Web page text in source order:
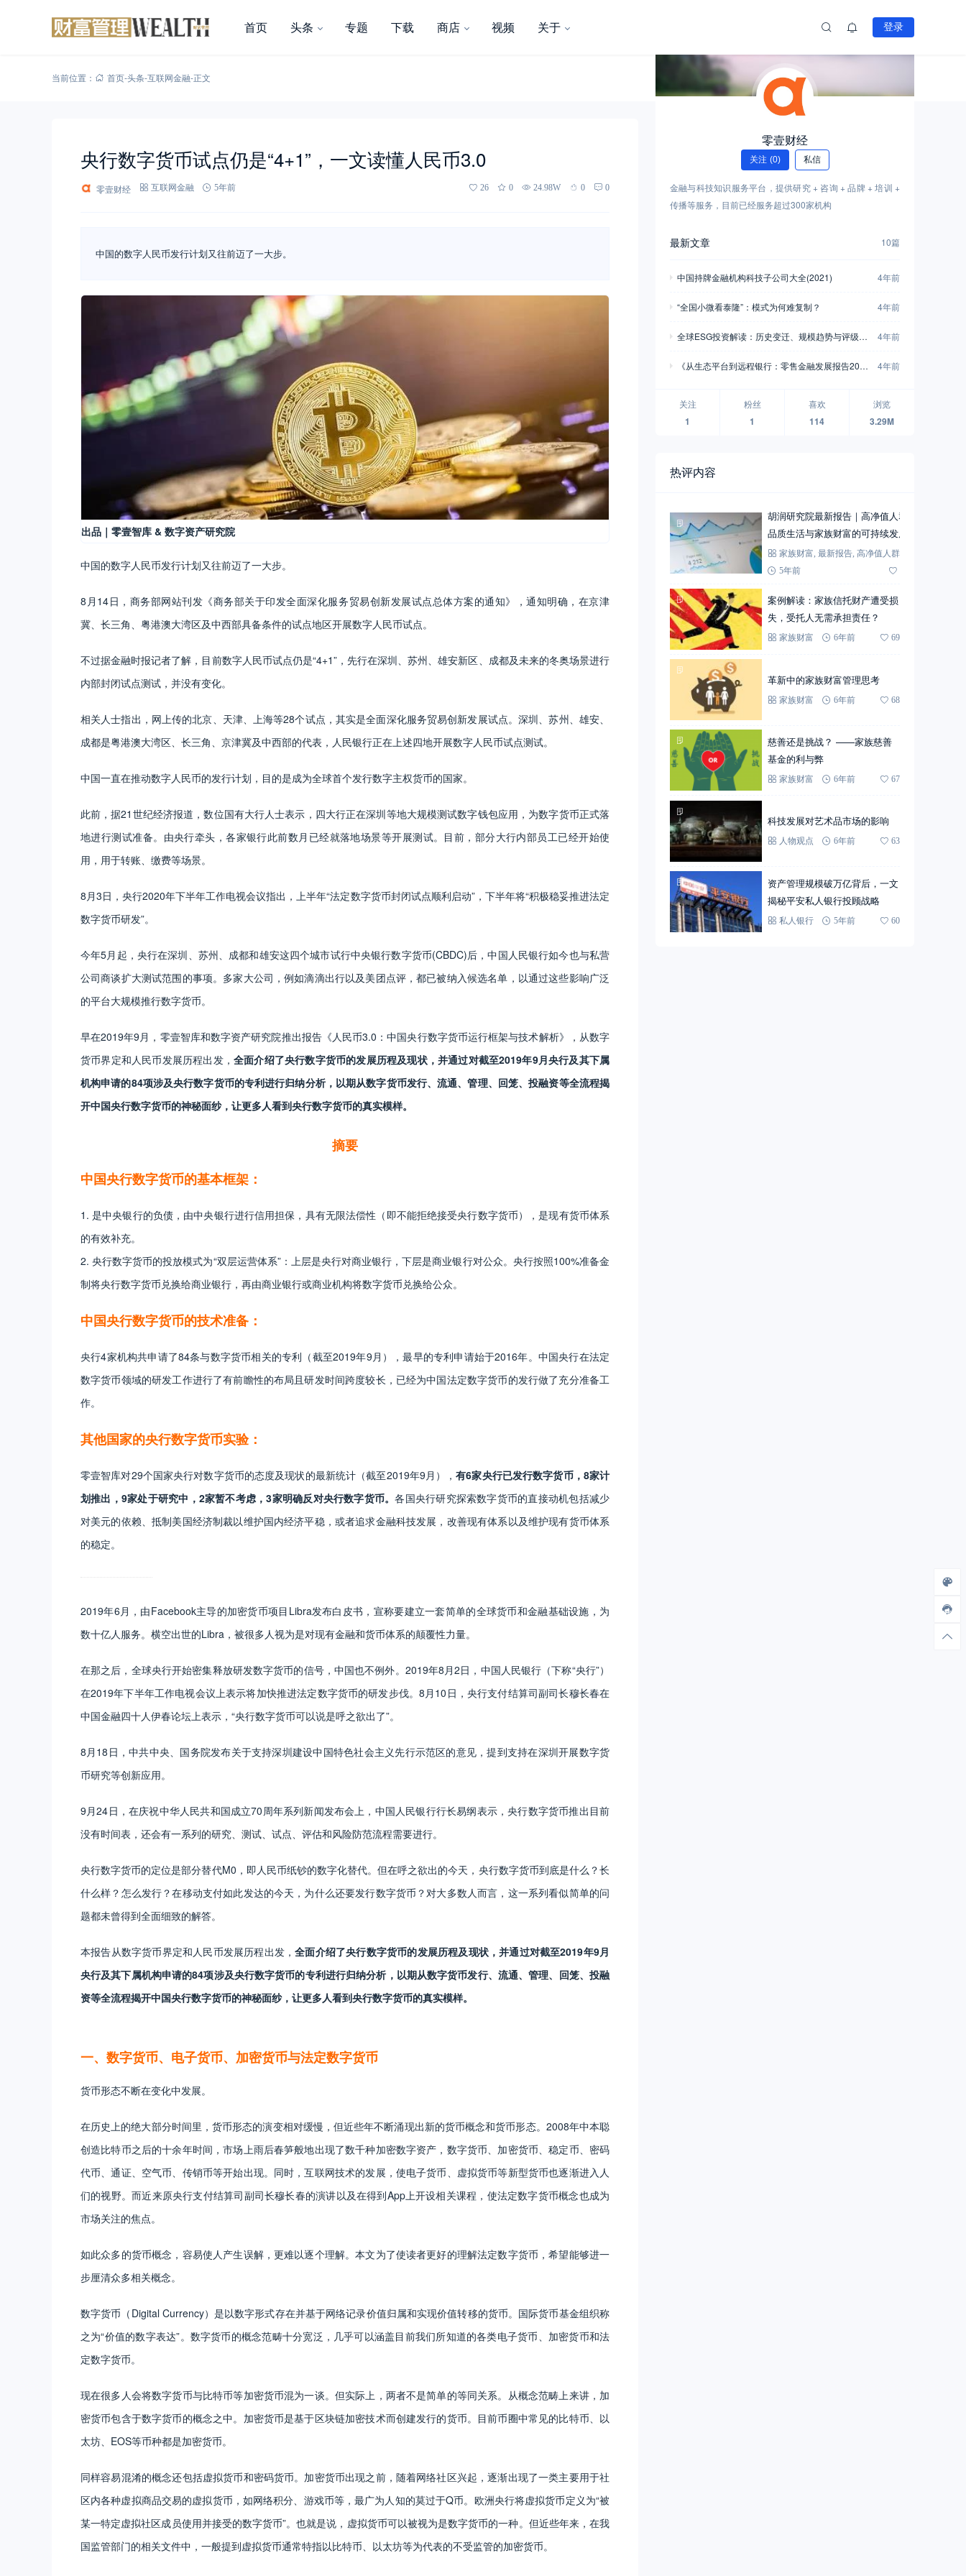
首页 头条 专题 下载 商店 视频 关于 登录
当前位置： 首页-头条-互联网金融-正文
央行数字货币试点仍是“4+1”，一文读懂人民币3.0
零壹财经 互联网金融 5年前 26 0 24.98W 0 0
中国的数字人民币发行计划又往前迈了一大步。
出品｜零壹智库 & 数字资产研究院
中国的数字人民币发行计划又往前迈了一大步。
8月14日，商务部网站刊发《商务部关于印发全面深化服务贸易创新发展试点总体方案的通知》，通知明确，在京津
冀、长三角、粤港澳大湾区及中西部具备条件的试点地区开展数字人民币试点。
不过据金融时报记者了解，目前数字人民币试点仍是“4+1”，先行在深圳、苏州、雄安新区、成都及未来的冬奥场景进行
内部封闭试点测试，并没有变化。
相关人士指出，网上传的北京、天津、上海等28个试点，其实是全面深化服务贸易创新发展试点。深圳、苏州、雄安、
成都是粤港澳大湾区、长三角、京津冀及中西部的代表，人民银行正在上述四地开展数字人民币试点测试。
中国一直在推动数字人民币的发行计划，目的是成为全球首个发行数字主权货币的国家。
此前，据21世纪经济报道，数位国有大行人士表示，四大行正在深圳等地大规模测试数字钱包应用，为数字货币正式落
地进行测试准备。由央行牵头，各家银行此前数月已经就落地场景等开展测试。目前，部分大行内部员工已经开始使
用，用于转账、缴费等场景。
8月3日，央行2020年下半年工作电视会议指出，上半年“法定数字货币封闭试点顺利启动”，下半年将“积极稳妥推进法定
数字货币研发”。
今年5月起，央行在深圳、苏州、成都和雄安这四个城市试行中央银行数字货币(CBDC)后，中国人民银行如今也与私营
公司商谈扩大测试范围的事项。多家大公司，例如滴滴出行以及美团点评，都已被纳入候选名单，以通过这些影响广泛
的平台大规模推行数字货币。
早在2019年9月，零壹智库和数字资产研究院推出报告《人民币3.0：中国央行数字货币运行框架与技术解析》，从数字
货币界定和人民币发展历程出发， 全面介绍了央行数字货币的发展历程及现状，并通过对截至2019年9月央行及其下属
机构申请的84项涉及央行数字货币的专利进行归纳分析，以期从数字货币发行、流通、管理、回笼、投融资等全流程揭
开中国央行数字货币的神秘面纱，让更多人看到央行数字货币的真实模样。
摘要
中国央行数字货币的基本框架：
1. 是中央银行的负债，由中央银行进行信用担保，具有无限法偿性（即不能拒绝接受央行数字货币），是现有货币体系
的有效补充。
2. 央行数字货币的投放模式为“双层运营体系”：上层是央行对商业银行，下层是商业银行对公众。央行按照100%准备金
制将央行数字货币兑换给商业银行，再由商业银行或商业机构将数字货币兑换给公众。
中国央行数字货币的技术准备：
央行4家机构共申请了84条与数字货币相关的专利（截至2019年9月），最早的专利申请始于2016年。中国央行在法定
数字货币领域的研发工作进行了有前瞻性的布局且研发时间跨度较长，已经为中国法定数字货币的发行做了充分准备工
作。
其他国家的央行数字货币实验：
零壹智库对29个国家央行对数字货币的态度及现状的最新统计（截至2019年9月），有6家央行已发行数字货币，8家计
划推出，9家处于研究中，2家暂不考虑，3家明确反对央行数字货币。各国央行研究探索数字货币的直接动机包括减少
对美元的依赖、抵制美国经济制裁以维护国内经济平稳，或者追求金融科技发展，改善现有体系以及维护现有货币体系
的稳定。
2019年6月，由Facebook主导的加密货币项目Libra发布白皮书，宣称要建立一套简单的全球货币和金融基础设施，为
数十亿人服务。横空出世的Libra，被很多人视为是对现有金融和货币体系的颠覆性力量。
在那之后，全球央行开始密集释放研发数字货币的信号，中国也不例外。2019年8月2日，中国人民银行（下称“央行”）
在2019年下半年工作电视会议上表示将加快推进法定数字货币的研发步伐。8月10日，央行支付结算司副司长穆长春在
中国金融四十人伊春论坛上表示，“央行数字货币可以说是呼之欲出了”。
8月18日，中共中央、国务院发布关于支持深圳建设中国特色社会主义先行示范区的意见，提到支持在深圳开展数字货
币研究等创新应用。
9月24日，在庆祝中华人民共和国成立70周年系列新闻发布会上，中国人民银行行长易纲表示，央行数字货币推出目前
没有时间表，还会有一系列的研究、测试、试点、评估和风险防范流程需要进行。
央行数字货币的定位是部分替代M0，即人民币纸钞的数字化替代。但在呼之欲出的今天，央行数字货币到底是什么？长
什么样？怎么发行？在移动支付如此发达的今天，为什么还要发行数字货币？对大多数人而言，这一系列看似简单的问
题都未曾得到全面细致的解答。
本报告从数字货币界定和人民币发展历程出发，全面介绍了央行数字货币的发展历程及现状，并通过对截至2019年9月
央行及其下属机构申请的84项涉及央行数字货币的专利进行归纳分析，以期从数字货币发行、流通、管理、回笼、投融
资等全流程揭开中国央行数字货币的神秘面纱，让更多人看到央行数字货币的真实模样。
一、数字货币、电子货币、加密货币与法定数字货币
货币形态不断在变化中发展。
在历史上的绝大部分时间里，货币形态的演变相对缓慢，但近些年不断涌现出新的货币概念和货币形态。2008年中本聪
创造比特币之后的十余年时间，市场上雨后春笋般地出现了数千种加密数字资产，数字货币、加密货币、稳定币、密码
代币、通证、空气币、传销币等开始出现。同时，互联网技术的发展，使电子货币、虚拟货币等新型货币也逐渐进入人
们的视野。而近来原央行支付结算司副司长穆长春的演讲以及在得到App上开设相关课程，使法定数字货币概念也成为
市场关注的焦点。
如此众多的货币概念，容易使人产生误解，更难以逐个理解。本文为了使读者更好的理解法定数字货币，希望能够进一
步厘清众多相关概念。
数字货币（Digital Currency）是以数字形式存在并基于网络记录价值归属和实现价值转移的货币。国际货币基金组织称
之为“价值的数字表达”。数字货币的概念范畴十分宽泛，几乎可以涵盖目前我们所知道的各类电子货币、加密货币和法
定数字货币。
现在很多人会将数字货币与比特币等加密货币混为一谈。但实际上，两者不是简单的等同关系。从概念范畴上来讲，加
密货币包含于数字货币的概念之中。加密货币是基于区块链加密技术而创建发行的货币。目前币圈中常见的比特币、以
太坊、EOS等币种都是加密货币。
同样容易混淆的概念还包括虚拟货币和密码货币。加密货币出现之前，随着网络社区兴起，逐渐出现了一类主要用于社
区内各种虚拟商品交易的虚拟货币，如网络积分、游戏币等，最广为人知的莫过于Q币。欧洲央行将虚拟货币定义为“被
某一特定虚拟社区成员使用并接受的数字货币”。也就是说，虚拟货币可以被视为是数字货币的一种。但近些年来，在我
国监管部门的相关文件中，一般提到虚拟货币通常特指以比特币、以太坊等为代表的不受监管的加密货币。
零壹财经
关注 (0) 私信
金融与科技知识服务平台，提供研究 + 咨询 + 品牌 + 培训 +
传播等服务，目前已经服务超过300家机构
最新文章 10篇
中国持牌金融机构科技子公司大全(2021) 4年前
“全国小微看泰隆”：模式为何难复制？ 4年前
全球ESG投资解读：历史变迁、规模趋势与评级体
4年前
《从生态平台到远程银行：零售金融发展报告202
4年前
关注
1
粉丝
1
喜欢
114
浏览
3.29M
热评内容
胡润研究院最新报告｜高净值人群
品质生活与家族财富的可持续发展
家族财富 最新报告 高净值人群
5年前
案例解读：家族信托财产遭受损
失，受托人无需承担责任？
家族财富 6年前 69
革新中的家族财富管理思考
家族财富 6年前 68
慈善还是挑战？ ——家族慈善
基金的利与弊
家族财富 6年前 67
科技发展对艺术品市场的影响
人物观点 6年前 63
资产管理规模破万亿背后，一文
揭秘平安私人银行投顾战略
私人银行 5年前 60